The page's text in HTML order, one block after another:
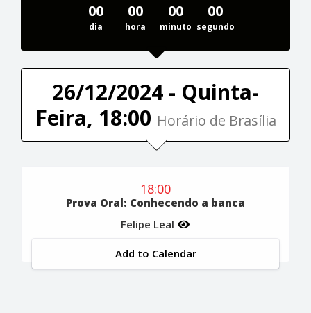
00
dia
00
hora
00
minuto
00
segundo
26/12/2024 - Quinta-
Feira, 18:00 Horário de Brasília
18:00
Prova Oral: Conhecendo a banca
Felipe Leal
Add to Calendar